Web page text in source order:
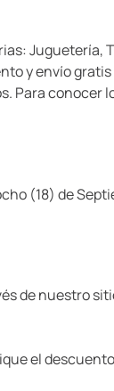
y envío
Para conocer
(18) de
de nuestro
el